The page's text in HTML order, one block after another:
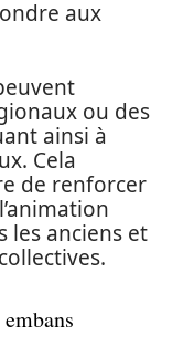
aux
ou des
ainsi à
Cela
de renforcer
les anciens et